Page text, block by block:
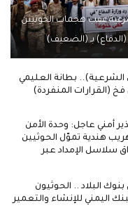
عقب هجمات الحوثيين
بـ (الضعيف)
الشرعية).. بطانة العليمي
(القرارات المنفردة)
مبكر (3) | تحذير أمني عاجل: وحدة الأمن
هندية تموّل الحوثيين
سلاسل الإمداد عبر
البلاد .. الحوثيون
اليمني للإنشاء والتعمير